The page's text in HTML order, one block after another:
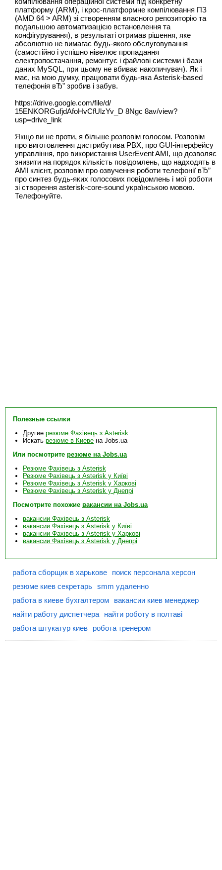
платформу (ARM), і крос-платформне компілювання ПЗ
(AMD 64 > ARM) зі створенням власного репозиторію та
подальшою автоматизацією встановлення та
конфігурування), в результаті отримав рішення, яке
абсолютно не вимагає будь-якого обслуговування
(самостійно і успішно нівелює пропадання
електропостачання, ремонтує і файлові системи і бази
даних MySQL, при цьому не вбиває накопичувач). Як і
має, на мою думку, працювати будь-яка Asterisk-based
телефонія вЂ” зробив і забув.
https://drive.google.com/file/d/
15ENKORGufjdAfoHvCfUlzYv_D 8Ngc 8av/view?
usp=drive_link
Якщо ви не проти, я більше розповім голосом. Розповім
про виготовлення дистрибутива PBX, про GUI-інтерфейсу
управління, про використання UserEvent AMI, що дозволяє
знизити на порядок кількість повідомлень, що надходять в
AMI клієнт, розповім про озвучення роботи телефонії вЂ”
про синтез будь-яких голосових повідомлень і мої роботи
зі створення asterisk-core-sound українською мовою.
Телефонуйте.
Полезные ссылки
Другие резюме Фахівець з Asterisk
Искать резюме в Киеве на Jobs.ua
Или посмотрите резюме на Jobs.ua
Резюме Фахівець з Asterisk
Резюме Фахівець з Asterisk у Київі
Резюме Фахівець з Asterisk у Харкові
Резюме Фахівець з Asterisk у Днепрі
Посмотрите похожие вакансии на Jobs.ua
вакансии Фахівець з Asterisk
вакансии Фахівець з Asterisk у Київі
вакансии Фахівець з Asterisk у Харкові
вакансии Фахівець з Asterisk у Днепрі
работа сборщик в харькове
поиск персонала херсон
резюме киев секретарь smm удаленно
работа в киеве бухгалтером
вакансии киев менеджер
найти работу диспетчера
найти роботу в полтаві
работа штукатур киев
робота тренером